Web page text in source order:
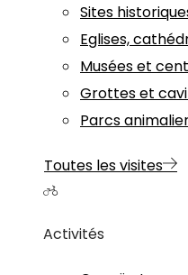
Sites
Eglises,
Musées et
Grottes et
Parcs
Toutes les visites
Activités